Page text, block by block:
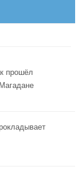
прошёл